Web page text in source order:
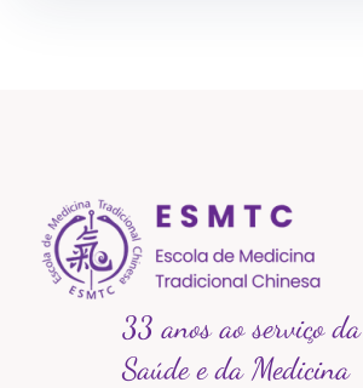
33 anos ao serviço da
Saúde e da Medicina